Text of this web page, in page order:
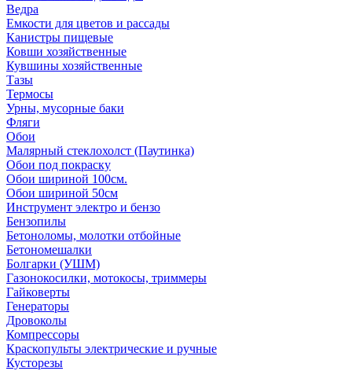
Ведра
Емкости для цветов и рассады
Канистры пищевые
Ковши хозяйственные
Кувшины хозяйственные
Тазы
Термосы
Урны, мусорные баки
Фляги
Обои
Малярный стеклохолст (Паутинка)
Обои под покраску
Обои шириной 100см.
Обои шириной 50см
Инструмент электро и бензо
Бензопилы
Бетоноломы, молотки отбойные
Бетономешалки
Болгарки (УШМ)
Газонокосилки, мотокосы, триммеры
Гайковерты
Генераторы
Дровоколы
Компрессоры
Краскопульты электрические и ручные
Кусторезы